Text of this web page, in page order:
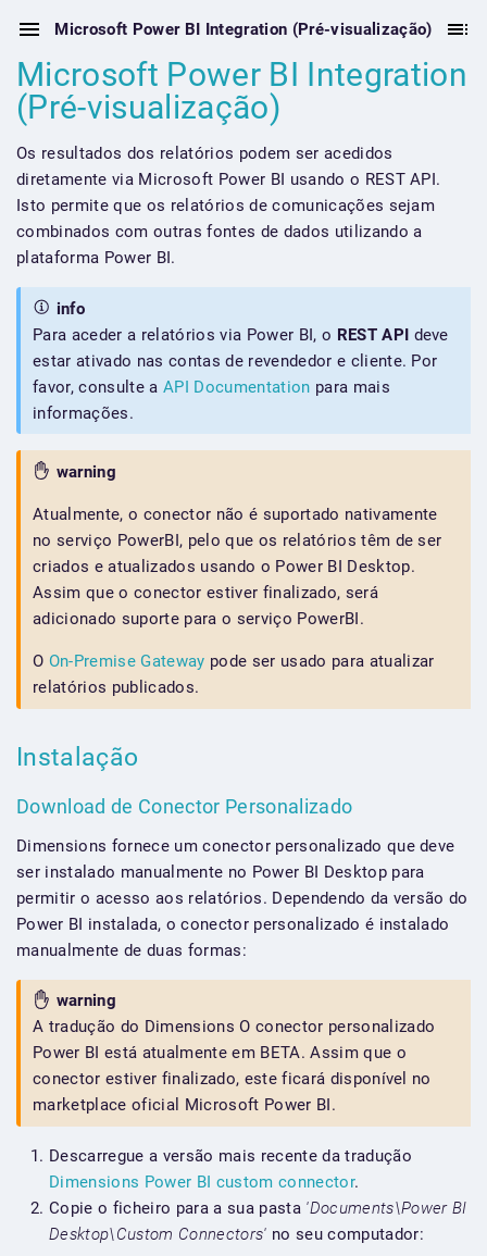
Microsoft Power BI Integration (Pré-visualização)
Microsoft Power BI Integration
(Pré-visualização)
Os resultados dos relatórios podem ser acedidos
diretamente via Microsoft Power BI usando o REST API.
Isto permite que os relatórios de comunicações sejam
combinados com outras fontes de dados utilizando a
plataforma Power BI.
info
Para aceder a relatórios via Power BI, o REST API deve
estar ativado nas contas de revendedor e cliente. Por
favor, consulte a API Documentation para mais
informações.
warning
Atualmente, o conector não é suportado nativamente
no serviço PowerBI, pelo que os relatórios têm de ser
criados e atualizados usando o Power BI Desktop.
Assim que o conector estiver finalizado, será
adicionado suporte para o serviço PowerBI.
O On-Premise Gateway pode ser usado para atualizar
relatórios publicados.
Instalação
Download de Conector Personalizado
Dimensions fornece um conector personalizado que deve
ser instalado manualmente no Power BI Desktop para
permitir o acesso aos relatórios. Dependendo da versão do
Power BI instalada, o conector personalizado é instalado
manualmente de duas formas:
warning
A tradução do Dimensions O conector personalizado
Power BI está atualmente em BETA. Assim que o
conector estiver finalizado, este ficará disponível no
marketplace oficial Microsoft Power BI.
Descarregue a versão mais recente da tradução
Dimensions Power BI custom connector.
Copie o ficheiro para a sua pasta 'Documents\Power BI
Desktop\Custom Connectors' no seu computador: